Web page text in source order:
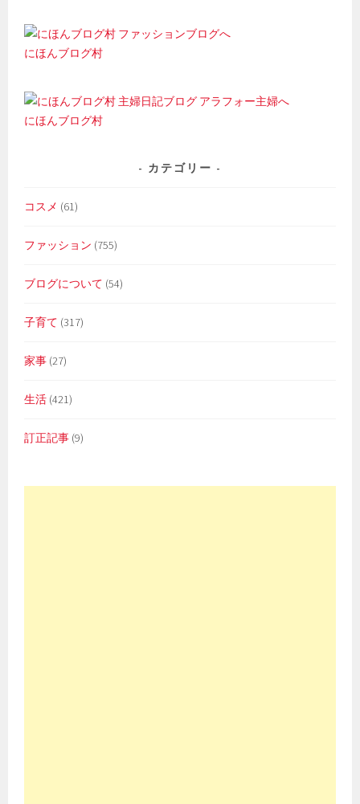
にほんブログ村
にほんブログ村
カテゴリー
コスメ (61)
ファッション (755)
ブログについて (54)
子育て (317)
家事 (27)
生活 (421)
訂正記事 (9)